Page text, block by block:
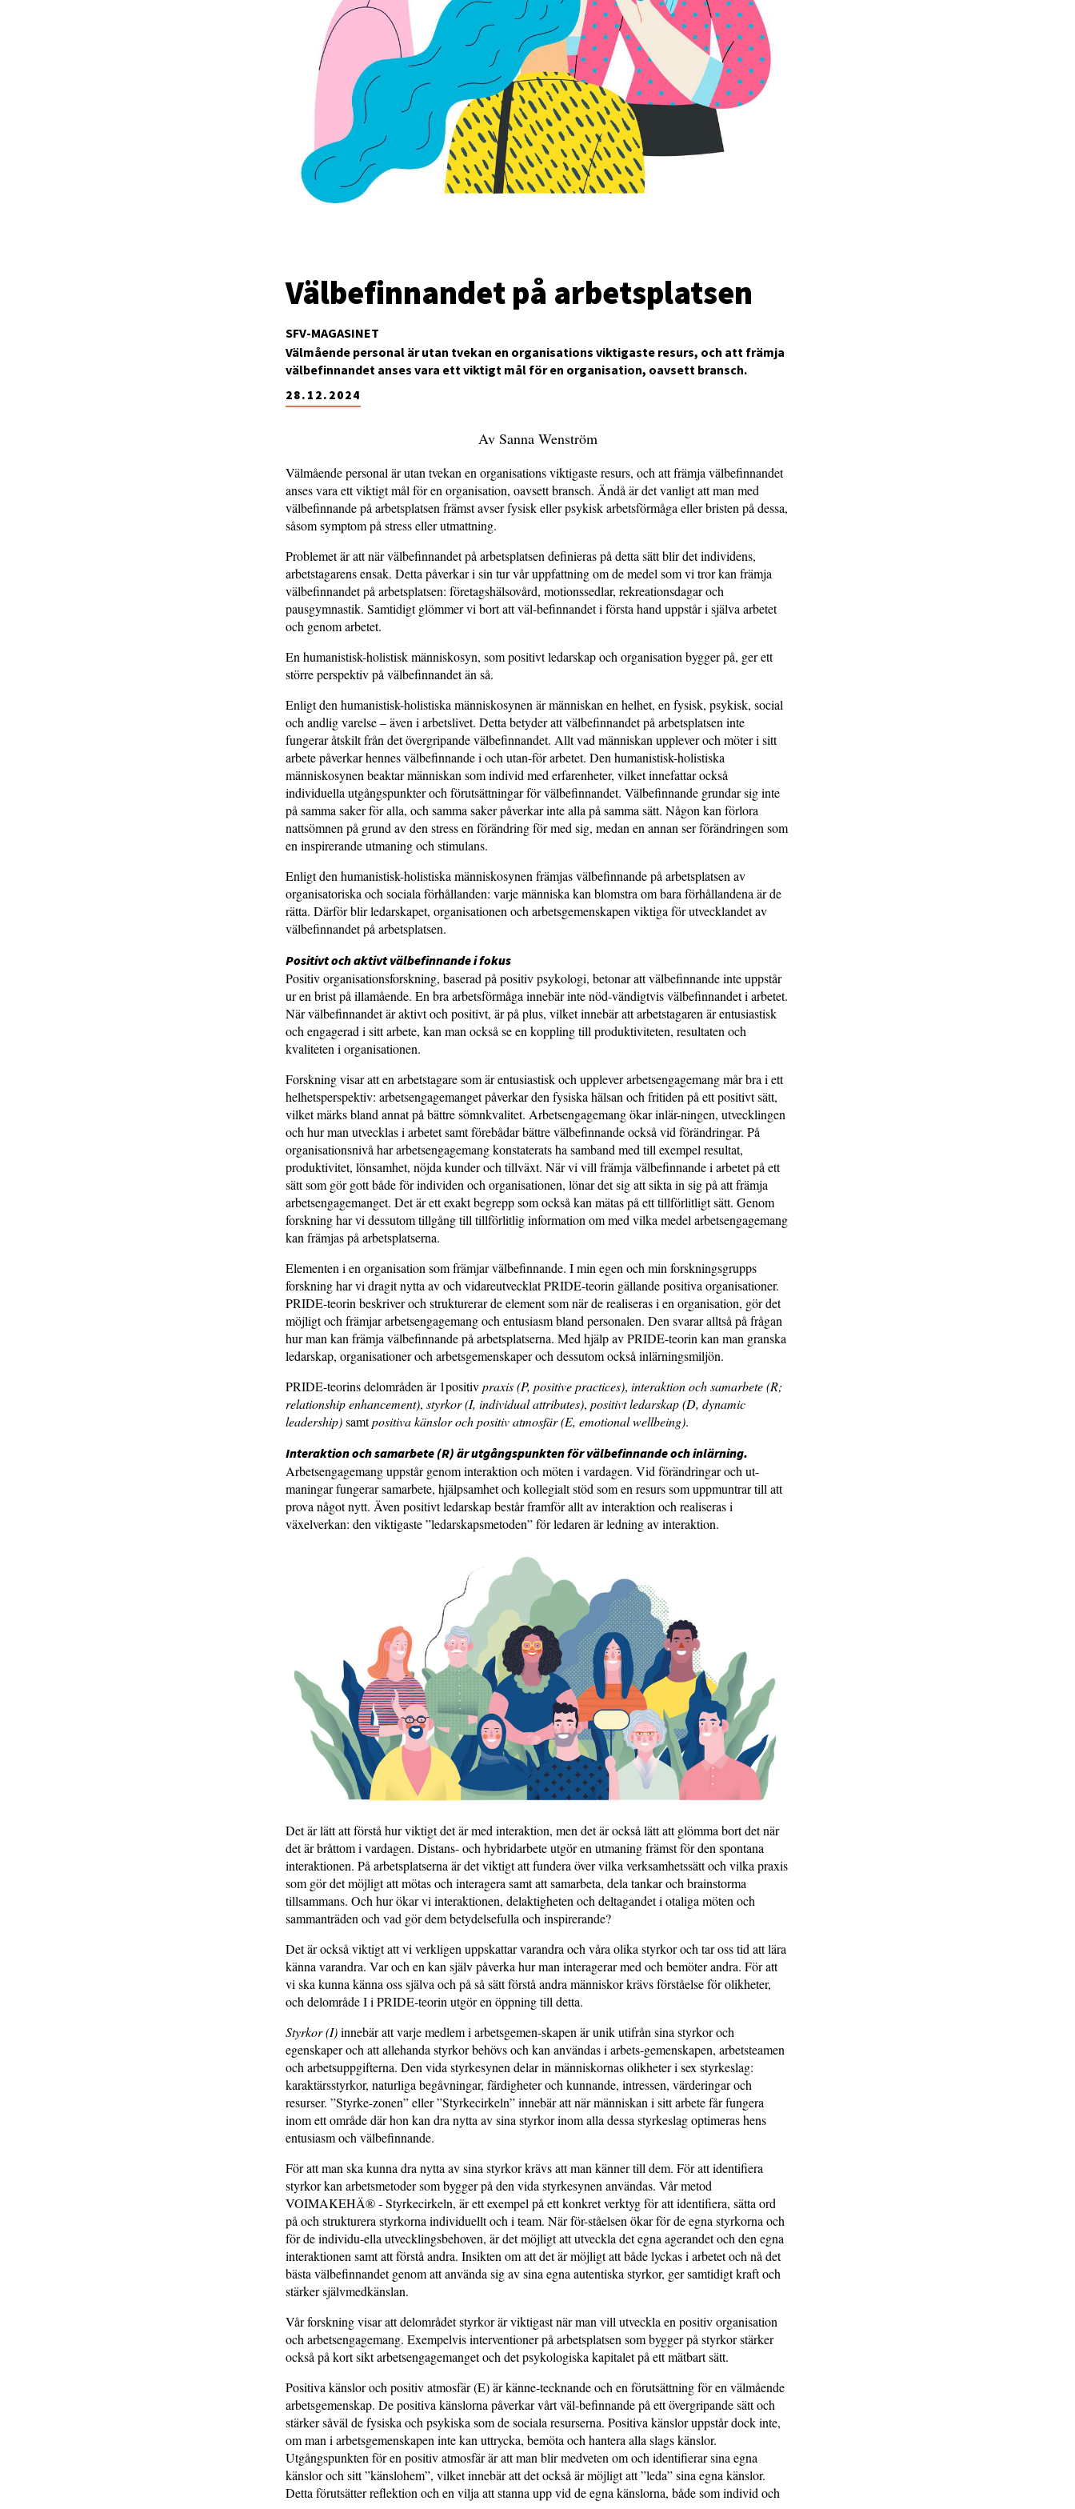
SFV-MAGASINET
Välbefinnandet på arbetsplatsen
28.12.2024
Välmående personal är utan tvekan en organisations viktigaste resurs, och att främja
välbefinnandet anses vara ett viktigt mål för en organisation, oavsett bransch.
Av Sanna Wenström
Välmående personal är utan tvekan en organisations viktigaste resurs, och att främja välbefinnandet
anses vara ett viktigt mål för en organisation, oavsett bransch. Ändå är det vanligt att man med
välbefinnande på arbetsplatsen främst avser fysisk eller psykisk arbetsförmåga eller bristen på dessa,
såsom symptom på stress eller utmattning.
Problemet är att när välbefinnandet på arbetsplatsen definieras på detta sätt blir det individens,
arbetstagarens ensak. Detta påverkar i sin tur vår uppfattning om de medel som vi tror kan främja
välbefinnandet på arbetsplatsen: företagshälsovård, motionssedlar, rekreationsdagar och
pausgymnastik. Samtidigt glömmer vi bort att väl-befinnandet i första hand uppstår i själva arbetet
och genom arbetet.
En humanistisk-holistisk människosyn, som positivt ledarskap och organisation bygger på, ger ett
större perspektiv på välbefinnandet än så.
Enligt den humanistisk-holistiska människosynen är människan en helhet, en fysisk, psykisk, social
och andlig varelse – även i arbetslivet. Detta betyder att välbefinnandet på arbetsplatsen inte
fungerar åtskilt från det övergripande välbefinnandet. Allt vad människan upplever och möter i sitt
arbete påverkar hennes välbefinnande i och utan-för arbetet. Den humanistisk-holistiska
människosynen beaktar människan som individ med erfarenheter, vilket innefattar också
individuella utgångspunkter och förutsättningar för välbefinnandet. Välbefinnande grundar sig inte
på samma saker för alla, och samma saker påverkar inte alla på samma sätt. Någon kan förlora
nattsömnen på grund av den stress en förändring för med sig, medan en annan ser förändringen som
en inspirerande utmaning och stimulans.
Enligt den humanistisk-holistiska människosynen främjas välbefinnande på arbetsplatsen av
organisatoriska och sociala förhållanden: varje människa kan blomstra om bara förhållandena är de
rätta. Därför blir ledarskapet, organisationen och arbetsgemenskapen viktiga för utvecklandet av
välbefinnandet på arbetsplatsen.
Positivt och aktivt välbefinnande i fokus
Positiv organisationsforskning, baserad på positiv psykologi, betonar att välbefinnande inte uppstår
ur en brist på illamående. En bra arbetsförmåga innebär inte nöd-vändigtvis välbefinnandet i arbetet.
När välbefinnandet är aktivt och positivt, är på plus, vilket innebär att arbetstagaren är entusiastisk
och engagerad i sitt arbete, kan man också se en koppling till produktiviteten, resultaten och
kvaliteten i organisationen.
Forskning visar att en arbetstagare som är entusiastisk och upplever arbetsengagemang mår bra i ett
helhetsperspektiv: arbetsengagemanget påverkar den fysiska hälsan och fritiden på ett positivt sätt,
vilket märks bland annat på bättre sömnkvalitet. Arbetsengagemang ökar inlär-ningen, utvecklingen
och hur man utvecklas i arbetet samt förebådar bättre välbefinnande också vid förändringar. På
organisationsnivå har arbetsengagemang konstaterats ha samband med till exempel resultat,
produktivitet, lönsamhet, nöjda kunder och tillväxt. När vi vill främja välbefinnande i arbetet på ett
sätt som gör gott både för individen och organisationen, lönar det sig att sikta in sig på att främja
arbetsengagemanget. Det är ett exakt begrepp som också kan mätas på ett tillförlitligt sätt. Genom
forskning har vi dessutom tillgång till tillförlitlig information om med vilka medel arbetsengagemang
kan främjas på arbetsplatserna.
Elementen i en organisation som främjar välbefinnande. I min egen och min forskningsgrupps
forskning har vi dragit nytta av och vidareutvecklat PRIDE-teorin gällande positiva organisationer.
PRIDE-teorin beskriver och strukturerar de element som när de realiseras i en organisation, gör det
möjligt och främjar arbetsengagemang och entusiasm bland personalen. Den svarar alltså på frågan
hur man kan främja välbefinnande på arbetsplatserna. Med hjälp av PRIDE-teorin kan man granska
ledarskap, organisationer och arbetsgemenskaper och dessutom också inlärningsmiljön.
PRIDE-teorins delområden är 1positivpraxis (P, positive practices), interaktion och samarbete (R;
relationship enhancement), styrkor (I, individual attributes), positivt ledarskap (D, dynamic
leadership)samtpositiva känslor och positiv atmosfär (E, emotional wellbeing).
Interaktion och samarbete (R) är utgångspunkten för välbefinnande och inlärning.
Arbetsengagemang uppstår genom interaktion och möten i vardagen. Vid förändringar och ut-
maningar fungerar samarbete, hjälpsamhet och kollegialt stöd som en resurs som uppmuntrar till att
prova något nytt. Även positivt ledarskap består framför allt av interaktion och realiseras i
växelverkan: den viktigaste ”ledarskapsmetoden” för ledaren är ledning av interaktion.
Det är lätt att förstå hur viktigt det är med interaktion, men det är också lätt att glömma bort det när
det är bråttom i vardagen. Distans- och hybridarbete utgör en utmaning främst för den spontana
interaktionen. På arbetsplatserna är det viktigt att fundera över vilka verksamhetssätt och vilka praxis
som gör det möjligt att mötas och interagera samt att samarbeta, dela tankar och brainstorma
tillsammans. Och hur ökar vi interaktionen, delaktigheten och deltagandet i otaliga möten och
sammanträden och vad gör dem betydelsefulla och inspirerande?
Det är också viktigt att vi verkligen uppskattar varandra och våra olika styrkor och tar oss tid att lära
känna varandra. Var och en kan själv påverka hur man interagerar med och bemöter andra. För att
vi ska kunna känna oss själva och på så sätt förstå andra människor krävs förståelse för olikheter,
och delområde I i PRIDE-teorin utgör en öppning till detta.
Styrkor (I)innebär att varje medlem i arbetsgemen-skapen är unik utifrån sina styrkor och
egenskaper och att allehanda styrkor behövs och kan användas i arbets-gemenskapen, arbetsteamen
och arbetsuppgifterna. Den vida styrkesynen delar in människornas olikheter i sex styrkeslag:
karaktärsstyrkor, naturliga begåvningar, färdigheter och kunnande, intressen, värderingar och
resurser. ”Styrke-zonen” eller ”Styrkecirkeln” innebär att när människan i sitt arbete får fungera
inom ett område där hon kan dra nytta av sina styrkor inom alla dessa styrkeslag optimeras hens
entusiasm och välbefinnande.
För att man ska kunna dra nytta av sina styrkor krävs att man känner till dem. För att identifiera
styrkor kan arbetsmetoder som bygger på den vida styrkesynen användas. Vår metod
VOIMAKEHÄ® - Styrkecirkeln, är ett exempel på ett konkret verktyg för att identifiera, sätta ord
på och strukturera styrkorna individuellt och i team. När för-ståelsen ökar för de egna styrkorna och
för de individu-ella utvecklingsbehoven, är det möjligt att utveckla det egna agerandet och den egna
interaktionen samt att förstå andra. Insikten om att det är möjligt att både lyckas i arbetet och nå det
bästa välbefinnandet genom att använda sig av sina egna autentiska styrkor, ger samtidigt kraft och
stärker självmedkänslan.
Vår forskning visar att delområdet styrkor är viktigast när man vill utveckla en positiv organisation
och arbetsengagemang. Exempelvis interventioner på arbetsplatsen som bygger på styrkor stärker
också på kort sikt arbetsengagemanget och det psykologiska kapitalet på ett mätbart sätt.
Positiva känslor och positiv atmosfär (E) är känne-tecknande och en förutsättning för en välmående
arbetsgemenskap. De positiva känslorna påverkar vårt väl-befinnande på ett övergripande sätt och
stärker såväl de fysiska och psykiska som de sociala resurserna. Positiva känslor uppstår dock inte,
om man i arbetsgemenskapen inte kan uttrycka, bemöta och hantera alla slags känslor.
Utgångspunkten för en positiv atmosfär är att man blir medveten om och identifierar sina egna
känslor och sitt ”känslohem”, vilket innebär att det också är möjligt att ”leda” sina egna känslor.
Detta förutsätter reflektion och en vilja att stanna upp vid de egna känslorna, både som individ och